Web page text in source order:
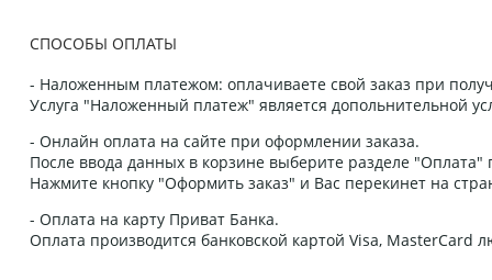
СПОСОБЫ ОПЛАТЫ
- Наложенным платежом: оплачиваете свой заказ при
Услуга "Наложенный платеж" является допольнительной
- Онлайн оплата на сайте при оформлении заказа.
После ввода данных в корзине выберите разделе
Нажмите кнопку "Оформить заказ" и Вас перекинет на
- Оплата на карту Приват Банка.
Оплата производится банковской картой Visa,